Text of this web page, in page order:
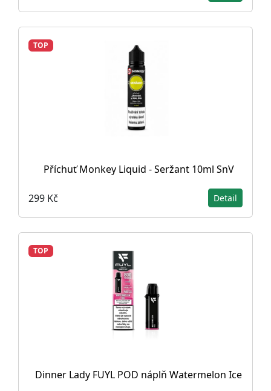
TOP
Příchuť Monkey Liquid - Seržant 10ml SnV
299 Kč Detail
TOP
Dinner Lady FUYL POD náplň Watermelon Ice